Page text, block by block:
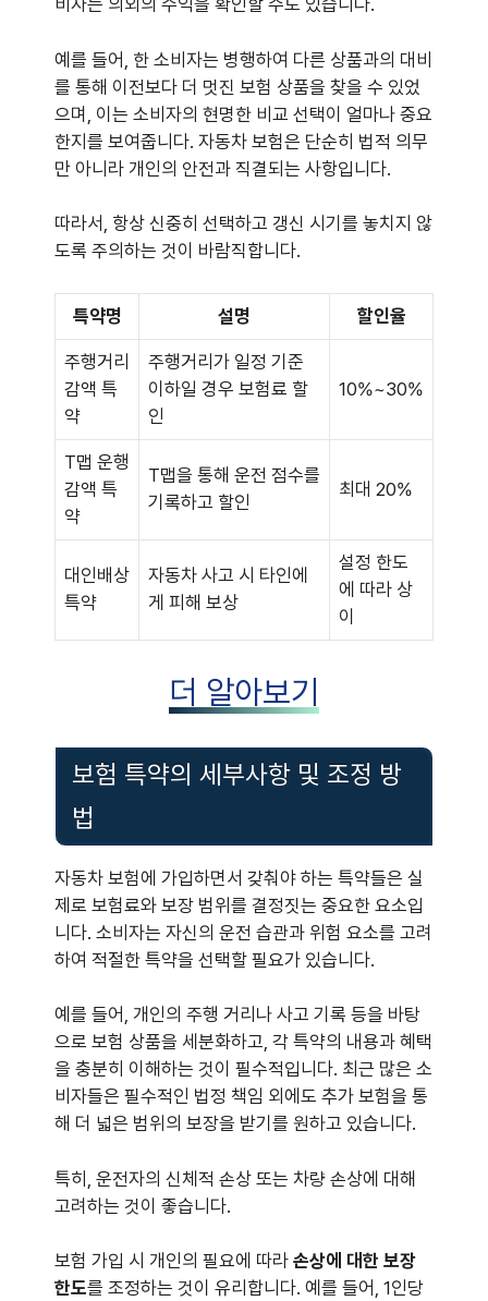
비자는 의외의 수익을 확인할 수도 있습니다.
예를 들어, 한 소비자는 병행하여 다른 상품과의 대비
를 통해 이전보다 더 멋진 보험 상품을 찾을 수 있었
으며, 이는 소비자의 현명한 비교 선택이 얼마나 중요
한지를 보여줍니다. 자동차 보험은 단순히 법적 의무
만 아니라 개인의 안전과 직결되는 사항입니다.
따라서, 항상 신중히 선택하고 갱신 시기를 놓치지 않
도록 주의하는 것이 바람직합니다.
특약명 설명 할인율
주행거리
감액 특
약
주행거리가 일정 기준
이하일 경우 보험료 할
인
10%~30%
T맵 운행
감액 특
약
T맵을 통해 운전 점수를
기록하고 할인
최대 20%
대인배상
특약
자동차 사고 시 타인에
게 피해 보상
설정 한도
에 따라 상
이
더 알아보기
보험 특약의 세부사항 및 조정 방
법
자동차 보험에 가입하면서 갖춰야 하는 특약들은 실
제로 보험료와 보장 범위를 결정짓는 중요한 요소입
니다. 소비자는 자신의 운전 습관과 위험 요소를 고려
하여 적절한 특약을 선택할 필요가 있습니다.
예를 들어, 개인의 주행 거리나 사고 기록 등을 바탕
으로 보험 상품을 세분화하고, 각 특약의 내용과 혜택
을 충분히 이해하는 것이 필수적입니다. 최근 많은 소
비자들은 필수적인 법정 책임 외에도 추가 보험을 통
해 더 넓은 범위의 보장을 받기를 원하고 있습니다.
특히, 운전자의 신체적 손상 또는 차량 손상에 대해
고려하는 것이 좋습니다.
보험 가입 시 개인의 필요에 따라 손상에 대한 보장
한도를 조정하는 것이 유리합니다. 예를 들어, 1인당